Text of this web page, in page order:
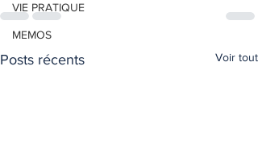
VIE PRATIQUE
MEMOS
Posts récents Voir tout